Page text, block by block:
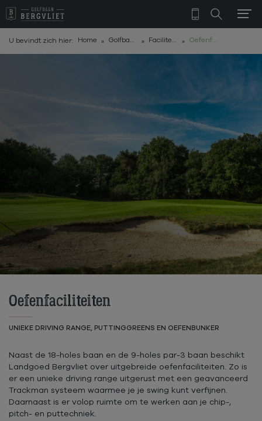
U bevindt zich hier: Home Golfbaan Faciliteiten Oefenfaciliteiten
Oefenfaciliteiten
UNIEKE DRIVING RANGE, PUTTINGGREENS EN OEFENBUNKER
Naast de 18-holes baan en de 9-holes par-3 baan beschikt
Landgoed Bergvliet over uitgebreide oefenfaciliteiten. Zo is
er een unieke driving range uitgerust met een geavanceerd
Trackman systeem waarmee je je swing kunt verfijnen.
Daarnaast is er volop ruimte om te werken aan je chip-,
pitch- en puttechniek.